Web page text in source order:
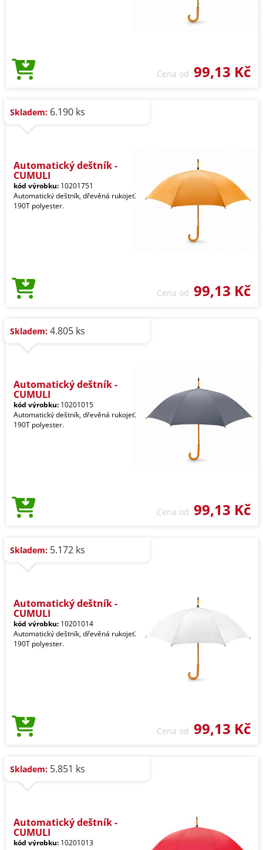
Cena od 99,13 Kč
Skladem: 6.190 ks
Automatický deštník -
CUMULI
kód výrobku: 10201751
Automatický deštník, dřevěná rukojeť.
190T polyester.
Cena od 99,13 Kč
Skladem: 4.805 ks
Automatický deštník -
CUMULI
kód výrobku: 10201015
Automatický deštník, dřevěná rukojeť.
190T polyester.
Cena od 99,13 Kč
Skladem: 5.172 ks
Automatický deštník -
CUMULI
kód výrobku: 10201014
Automatický deštník, dřevěná rukojeť.
190T polyester.
Cena od 99,13 Kč
Skladem: 5.851 ks
Automatický deštník -
CUMULI
kód výrobku: 10201013